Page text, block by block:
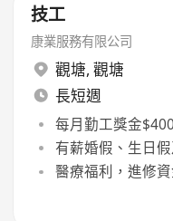
技工
康業服務有限公司
觀塘, 觀塘
長短週
每月勤工獎金
有薪婚假、生日
醫療福利，進修